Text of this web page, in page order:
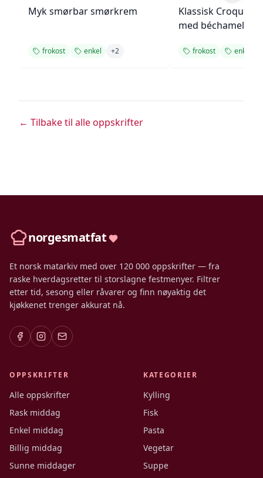
Myk smørbar smørkrem
frokost enkel +2
Klassisk Croque
med
frokost enkel
← Tilbake til alle oppskrifter
norgesmatfat
Et norsk matarkiv med over 120 000 oppskrifter — fra
raske hverdagsretter til storslagne festmenyer. Filtrer
etter tid, sesong eller råvarer og finn nøyaktig det
kjøkkenet trenger akkurat nå.
OPPSKRIFTER
Alle oppskrifter
Rask middag
Enkel middag
Billig middag
Sunne middager
KATEGORIER
Kylling
Fisk
Pasta
Vegetar
Suppe